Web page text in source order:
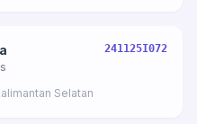
241125I072
Selatan